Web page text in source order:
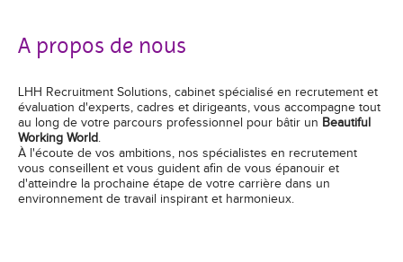
A propos de nous
LHH Recruitment Solutions, cabinet spécialisé en recrutement et
évaluation d'experts, cadres et dirigeants, vous accompagne tout
au long de votre parcours professionnel pour bâtir un Beautiful
Working World.
À l'écoute de vos ambitions, nos spécialistes en recrutement
vous conseillent et vous guident afin de vous épanouir et
d'atteindre la prochaine étape de votre carrière dans un
environnement de travail inspirant et harmonieux.